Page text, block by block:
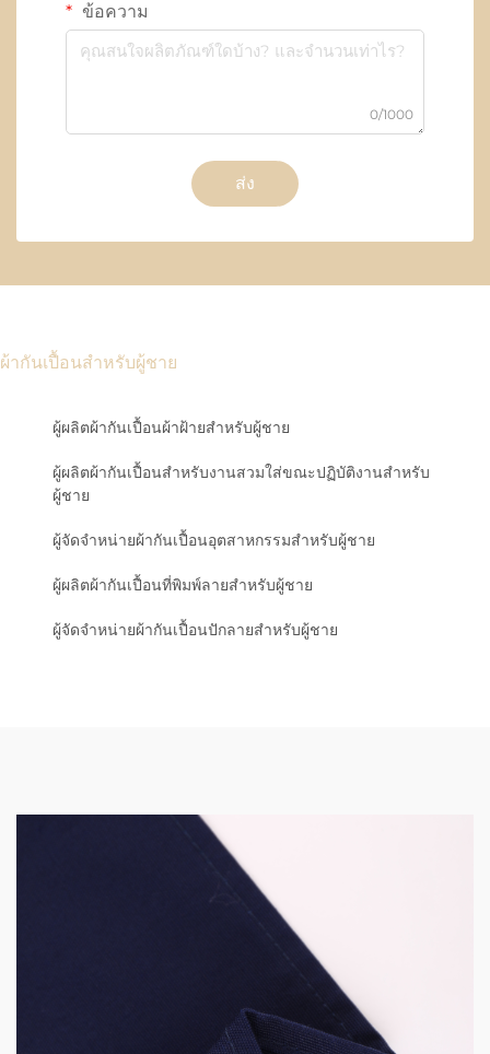
ข้อความ
0/1000
ส่ง
ผ้ากันเปื้อนสำหรับผู้ชาย
ผู้ผลิตผ้ากันเปื้อนผ้าฝ้ายสำหรับผู้ชาย
ผู้ผลิตผ้ากันเปื้อนสำหรับงานสวมใส่ขณะปฏิบัติงานสำหรับ
ผู้ชาย
ผู้จัดจำหน่ายผ้ากันเปื้อนอุตสาหกรรมสำหรับผู้ชาย
ผู้ผลิตผ้ากันเปื้อนที่พิมพ์ลายสำหรับผู้ชาย
ผู้จัดจำหน่ายผ้ากันเปื้อนปักลายสำหรับผู้ชาย